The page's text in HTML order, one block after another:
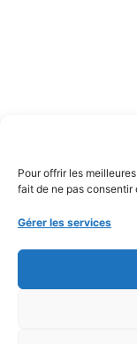
Pour offrir les
fait de ne pas
Gérer les services